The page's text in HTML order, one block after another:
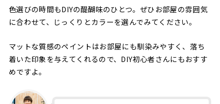
色選びの時間もDIYの醍醐味のひとつ。ぜひお部屋の雰囲気
に合わせて、じっくりとカラーを選んでみてください。
マットな質感のペイントはお部屋にも馴染みやすく、落ち
着いた印象を与えてくれるので、DIY初心者さんにもおすす
めですよ。